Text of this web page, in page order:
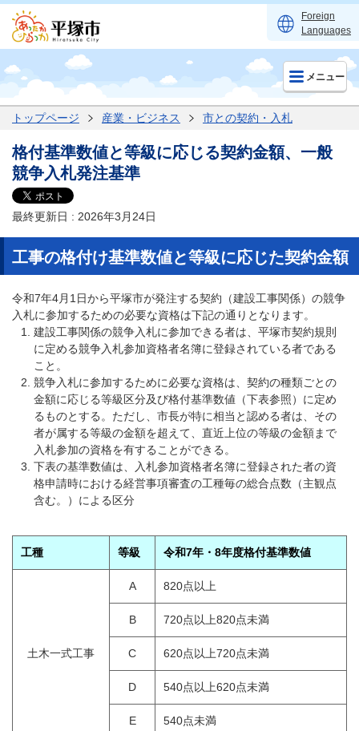
Foreign
Languages
メニュー
トップページ 産業・ビジネス 市との契約・入札
格付基準数値と等級に応じる契約金額、一般
競争入札発注基準
最終更新日 : 2026年3月24日
工事の格付け基準数値と等級に応じた契約金額
令和7年4月1日から平塚市が発注する契約（建設工事関係）の競争
入札に参加するための必要な資格は下記の通りとなります。
建設工事関係の競争入札に参加できる者は、平塚市契約規則
に定める競争入札参加資格者名簿に登録されている者である
こと。
競争入札に参加するために必要な資格は、契約の種類ごとの
金額に応じる等級区分及び格付基準数値（下表参照）に定め
るものとする。ただし、市長が特に相当と認める者は、その
者が属する等級の金額を超えて、直近上位の等級の金額まで
入札参加の資格を有することができる。
下表の基準数値は、入札参加資格者名簿に登録された者の資
格申請時における経営事項審査の工種毎の総合点数（主観点
含む。）による区分
工種 等級 令和7年・8年度格付基準数値
土木一式工事
A 820点以上
B 720点以上820点未満
C 620点以上720点未満
D 540点以上620点未満
E 540点未満